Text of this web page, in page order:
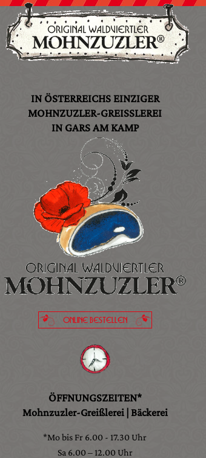
IN ÖSTERREICHS EINZIGER
MOHNZUZLER-GREISSLEREI
IN GARS AM KAMP
ONLINE BESTELLEN
ÖFFNUNGSZEITEN*
Mohnzuzler-Greißlerei | Bäckerei
*Mo bis Fr 6.00 - 17.30 Uhr
Sa 6.00 – 12.00 Uhr